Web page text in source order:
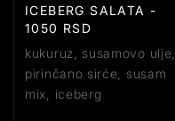
ICEBERG SALATA -
1050 RSD
kukuruz, susamovo ulje,
pirinčano sirće, susam
mix, iceberg